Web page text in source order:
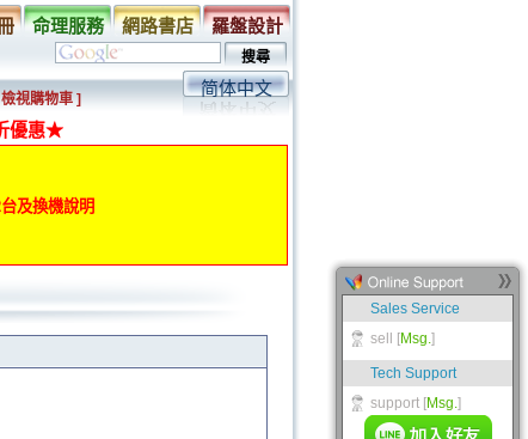
命理服務 網路書店 羅盤設計
檢視購物車 ]
简体中文
優惠★
及換機說明